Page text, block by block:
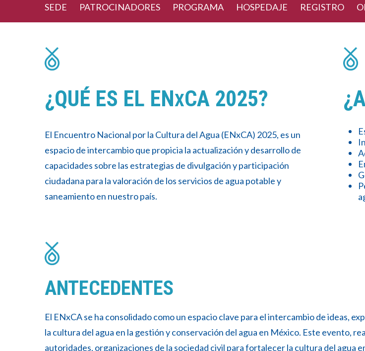
SEDE PATROCINADORES PROGRAMA HOSPEDAJE REGISTRO
¿QUÉ ES EL ENXCA 2025?
El Encuentro Nacional por la Cultura del Agua (ENxCA) 2025, es un
espacio de intercambio que propicia la actualización y desarrollo de
capacidades sobre las estrategias de divulgación y participación
ciudadana para la valoración de los servicios de agua potable y
saneamiento en nuestro país.
ANTECEDENTES
El ENxCA se ha consolidado como un espacio clave para el intercambio de ideas,
la cultura del agua en la gestión y conservación del agua en México. Este evento,
autoridades, organizaciones de la sociedad civil para fortalecer la cultura del agua